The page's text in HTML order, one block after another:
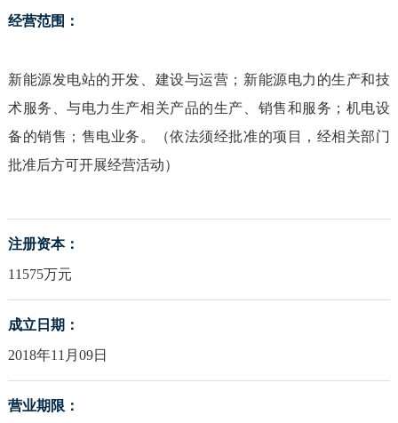
经营范围：
新能源发电站的开发、建设与运营；新能源电力的生产和技
术服务、与电力生产相关产品的生产、销售和服务；机电设
备的销售；售电业务。（依法须经批准的项目，经相关部门
批准后方可开展经营活动）
注册资本：
11575万元
成立日期：
2018年11月09日
营业期限：